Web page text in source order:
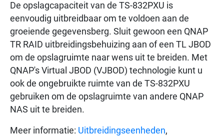
De opslagcapaciteit van de TS-832PXU is
eenvoudig uitbreidbaar om te voldoen aan de
groeiende gegevensberg. Sluit gewoon een QNAP
TR RAID uitbreidingsbehuizing aan of een TL JBOD
om de opslagruimte naar wens uit te breiden. Met
QNAP's Virtual JBOD (VJBOD) technologie kunt u
ook de ongebruikte ruimte van de TS-832PXU
gebruiken om de opslagruimte van andere QNAP
NAS uit te breiden.
Meer informatie: Uitbreidingseenheden,